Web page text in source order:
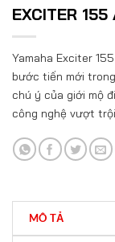
EXCITER
Yamaha Exciter
bước tiến mới
chú ý của giới mộ
công nghệ vượt
MÔ TẢ